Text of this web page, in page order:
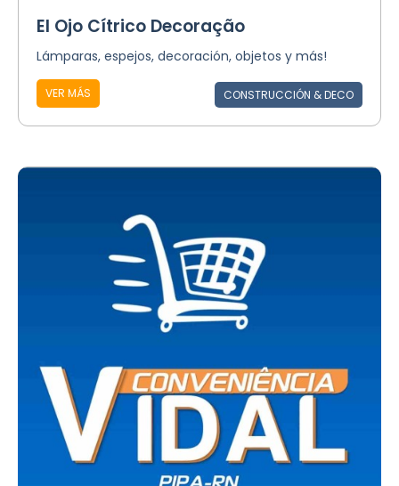
El Ojo Cítrico Decoração
Lámparas, espejos, decoración, objetos y más!
VER MÁS CONSTRUCCIÓN & DECO